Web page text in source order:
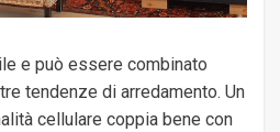
e può essere combinato
tendenze di arredamento. Un
cellulare coppia bene con